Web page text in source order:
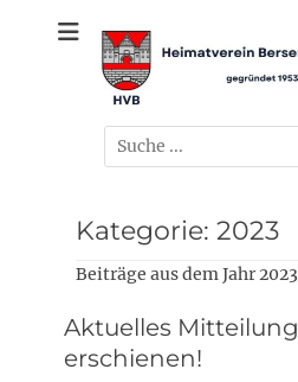
gegründet 1953
Suchen
nach:
Kategorie: 2023
Beiträge aus dem Jahr 2023
Aktuelles
erschienen!